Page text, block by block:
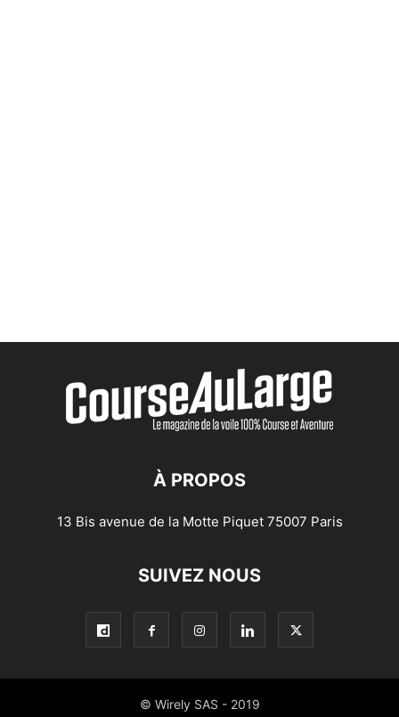
À PROPOS
13 Bis avenue de la Motte Piquet 75007 Paris
SUIVEZ NOUS
© Wirely SAS - 2019